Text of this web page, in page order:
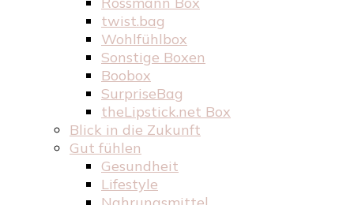
twist.bag
Wohlfühlbox
Sonstige Boxen
Boobox
SurpriseBag
theLipstick.net Box
Blick in die Zukunft
Gut fühlen
Gesundheit
Lifestyle